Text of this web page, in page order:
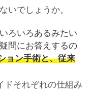
いでしょうか。
ろいろあるみたい
問にお答えするの
ョン手術と、従来
ドそれぞれの仕組み